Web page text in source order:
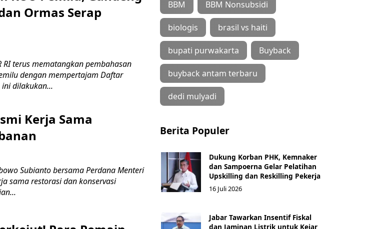
Ormas Serap
RI terus mematangkan pembahasan
dengan mempertajam Daftar
dilakukan...
Kerja Sama
Subianto bersama Perdana Menteri
sama restorasi dan konservasi
BBM BBM Nonsubsidi
biologis brasil vs haiti
bupati purwakarta Buyback
buyback antam terbaru
dedi mulyadi
Berita Populer
Dukung Korban PHK, Kemnaker
dan Sampoerna Gelar Pelatihan
Upskilling dan Reskilling Pekerja
16 Juli 2026
Jabar Tawarkan Insentif Fiskal
dan Jaminan Listrik untuk Kejar